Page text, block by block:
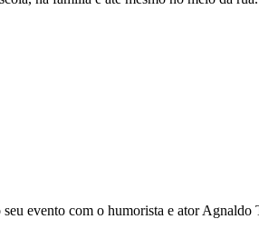
evento com o humorista e ator